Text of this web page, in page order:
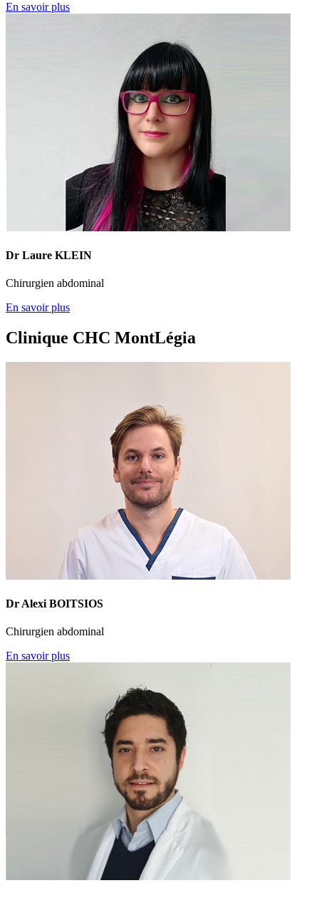
En savoir plus
Dr Laure KLEIN
Chirurgien abdominal
En savoir plus
Clinique CHC MontLégia
Dr Alexi BOITSIOS
Chirurgien abdominal
En savoir plus